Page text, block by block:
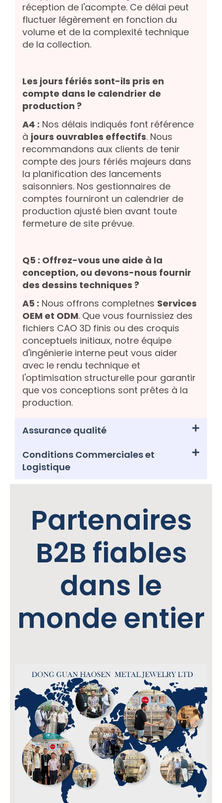
réception de l'acompte. Ce délai peut
fluctuer légèrement en fonction du
volume et de la complexité technique
de la collection.
Les jours fériés sont-ils pris en
compte dans le calendrier de
production ?
A4 : Nos délais indiqués font référence
à jours ouvrables effectifs. Nous
recommandons aux clients de tenir
compte des jours fériés majeurs dans
la planification des lancements
saisonniers. Nos gestionnaires de
comptes fourniront un calendrier de
production ajusté bien avant toute
fermeture de site prévue.
Q5 : Offrez-vous une aide à la
conception, ou devons-nous fournir
des dessins techniques ?
A5 : Nous offrons completnes Services
OEM et ODM. Que vous fournissiez des
fichiers CAO 3D finis ou des croquis
conceptuels initiaux, notre équipe
d'ingénierie interne peut vous aider
avec le rendu technique et
l'optimisation structurelle pour garantir
que vos conceptions sont prêtes à la
production.
Assurance qualité
Conditions Commerciales et
Logistique
Partenaires
B2B fiables
dans le
monde entier